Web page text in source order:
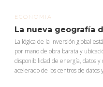
ECONOMIA
La nueva geografía
La lógica de la inversión global
por mano de obra barata y
disponibilidad de energía, datos
acelerado de los centros de datos